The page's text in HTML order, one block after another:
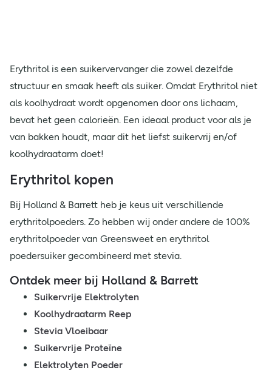
Erythritol is een suikervervanger die zowel dezelfde
structuur en smaak heeft als suiker. Omdat Erythritol niet
als koolhydraat wordt opgenomen door ons lichaam,
bevat het geen calorieën. Een ideaal product voor als je
van bakken houdt, maar dit het liefst suikervrij en/of
koolhydraatarm doet!
Erythritol kopen
Bij Holland & Barrett heb je keus uit verschillende
erythritolpoeders. Zo hebben wij onder andere de 100%
erythritolpoeder van Greensweet en erythritol
poedersuiker gecombineerd met stevia.
Ontdek meer bij Holland & Barrett
Suikervrije Elektrolyten
Koolhydraatarm Reep
Stevia Vloeibaar
Suikervrije Proteïne
Elektrolyten Poeder